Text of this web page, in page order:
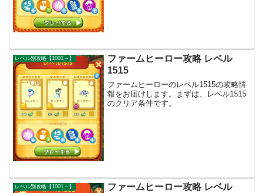
レベル別攻略【1001～】
ファームヒーロー攻略 レベル
1515
ファームヒーローのレベル1515の攻略情
報をお届けします。まずは、レベル1515
のクリア条件です。
レベル別攻略【1001～】
ファームヒーロー攻略 レベル